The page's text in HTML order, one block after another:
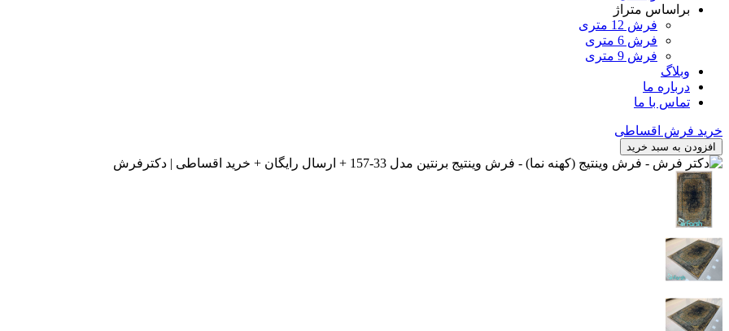
براساس متراژ
فرش 12 متری
فرش 6 متری
فرش 9 متری
وبلاگ
درباره ما
تماس با ما
خرید فرش اقساطی
افزودن به سبد خرید